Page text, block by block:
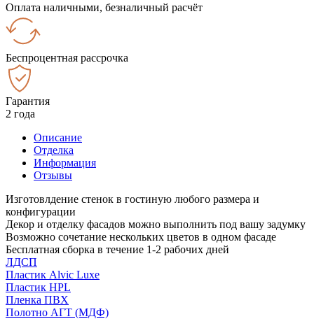
Оплата наличными, безналичный расчёт
Беспроцентная рассрочка
Гарантия
2 года
Описание
Отделка
Информация
Отзывы
Изготовлдение стенок в гостиную любого размера и
конфигурации
Декор и отделку фасадов можно выполнить под вашу задумку
Возможно сочетание нескольких цветов в одном фасаде
Бесплатная сборка в течение 1-2 рабочих дней
ЛДСП
Пластик Alvic Luxe
Пластик HPL
Пленка ПВХ
Полотно АГТ (МДФ)